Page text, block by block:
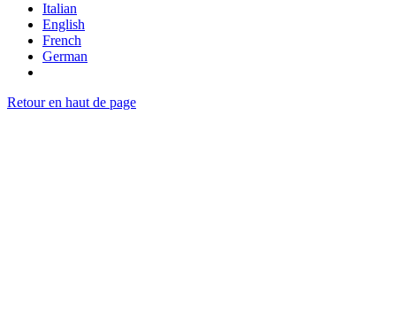
Italian
English
French
German
Retour en haut de page